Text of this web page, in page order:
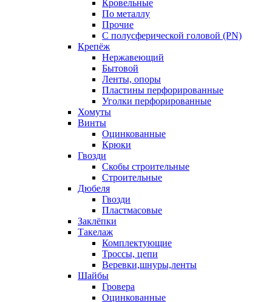
Кровельные
По металлу
Прочие
С полусферической головой (PN)
Крепёж
Нержавеющий
Бытовой
Ленты, опоры
Пластины перфорированные
Уголки перфорированные
Хомуты
Винты
Оцинкованные
Крюки
Гвозди
Скобы строительные
Строительные
Дюбеля
Гвозди
Пластмасовые
Заклёпки
Такелаж
Комплектующие
Троссы, цепи
Веревки,шнуры,ленты
Шайбы
Гровера
Оцинкованные